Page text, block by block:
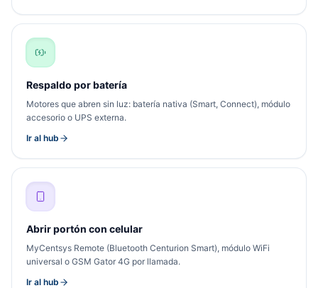
Respaldo por batería
Motores que abren sin luz: batería nativa (Smart, Connect), módulo
accesorio o UPS externa.
Ir al hub
Abrir portón con celular
MyCentsys Remote (Bluetooth Centurion Smart), módulo WiFi
universal o GSM Gator 4G por llamada.
Ir al hub